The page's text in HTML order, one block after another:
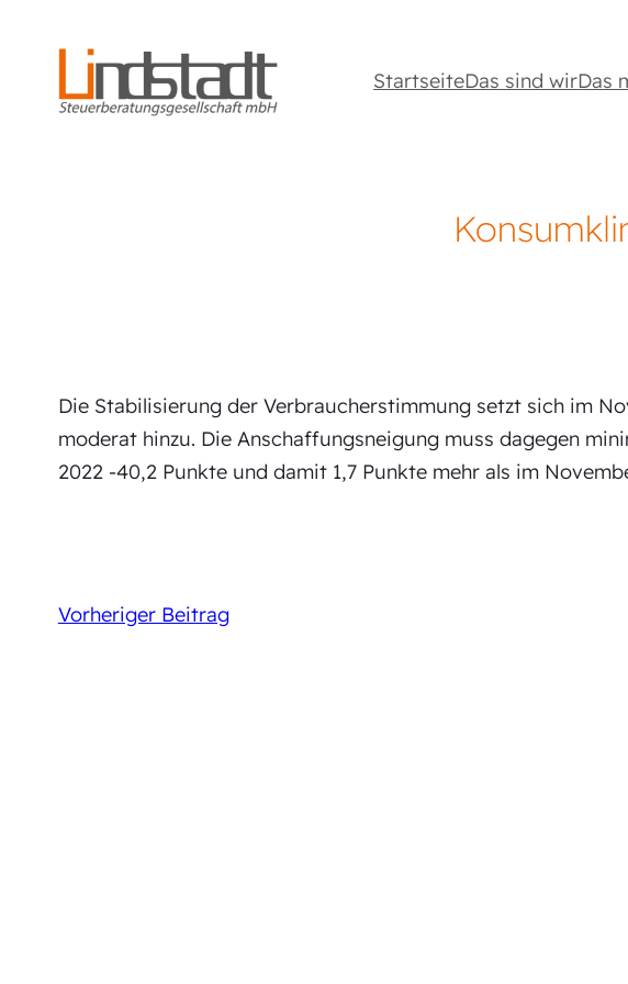
StartseiteDas sind wirDas
Die Stabilisierung der Verbraucherstimmung setzt sich im
moderat hinzu. Die Anschaffungsneigung muss dagegen
2022 -40,2 Punkte und damit 1,7 Punkte mehr als im
Vorheriger Beitrag